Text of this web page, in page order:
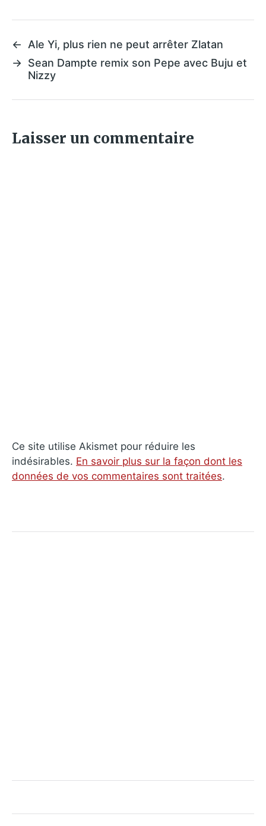
← Ale Yi, plus rien ne peut arrêter Zlatan
→ Sean Dampte remix son Pepe avec Buju et
Nizzy
Laisser un commentaire
Ce site utilise Akismet pour réduire les
indésirables. En savoir plus sur la façon dont les
données de vos commentaires sont traitées.